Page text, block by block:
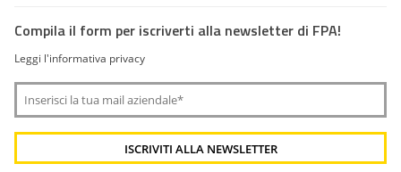
Compila il form per iscriverti alla newsletter di FPA!
Leggi l'informativa privacy